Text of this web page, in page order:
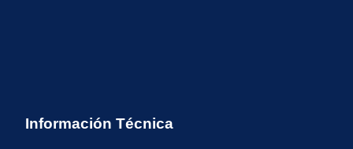
Información Técnica